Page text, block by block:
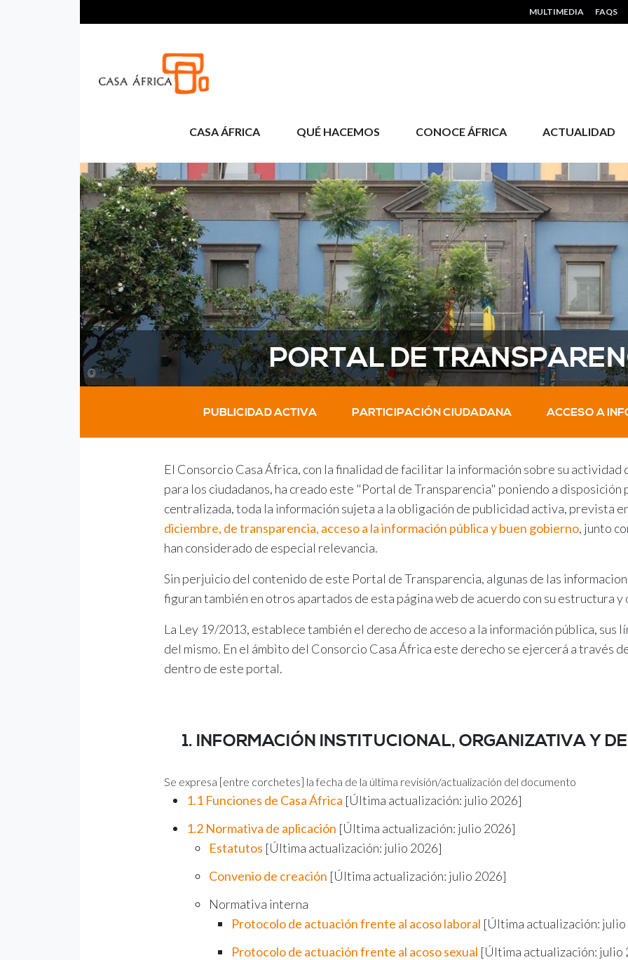
HEADER MENU
MULTIMEDIA FAQS
CASA ÁFRICA QUÉ HACEMOS CONOCE ÁFRICA ACTUALIDAD
© PORTAL DE
PUBLICIDAD ACTIVA PARTICIPACIÓN CIUDADANA ACCESO A
El Consorcio Casa África, con la finalidad de facilitar la información sobre su actividad
para los ciudadanos, ha creado este "Portal de Transparencia" poniendo a disposición
centralizada, toda la información sujeta a la obligación de publicidad activa, prevista
diciembre, de transparencia, acceso a la información pública y buen gobierno, junto
han considerado de especial relevancia.
Sin perjuicio del contenido de este Portal de Transparencia, algunas de las
figuran también en otros apartados de esta página web de acuerdo con su estructura y
La Ley 19/2013, establece también el derecho de acceso a la información pública, sus
del mismo. En el ámbito del Consorcio Casa África este derecho se ejercerá a través
dentro de este portal.
1. INFORMACIÓN INSTITUCIONAL, ORGANIZATIVA Y
Se expresa [entre corchetes] la fecha de la última revisión/actualización del documento
1.1 Funciones de Casa África [Última actualización: julio 2026]
1.2 Normativa de aplicación [Última actualización: julio 2026]
Estatutos [Última actualización: julio 2026]
Convenio de creación [Última actualización: julio 2026]
Normativa interna
Protocolo de actuación frente al acoso laboral [Última actualización:
Protocolo de actuación frente al acoso sexual [Última actualización: julio